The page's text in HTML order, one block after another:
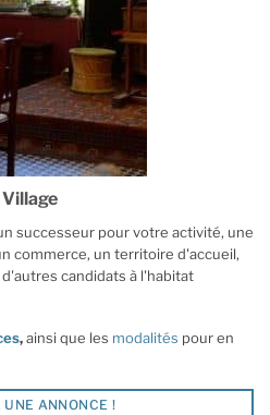
successeur pour votre activité, une
commerce, un territoire d'accueil,
candidats à l'habitat
,ainsi que les modalités pour en
UNE ANNONCE !